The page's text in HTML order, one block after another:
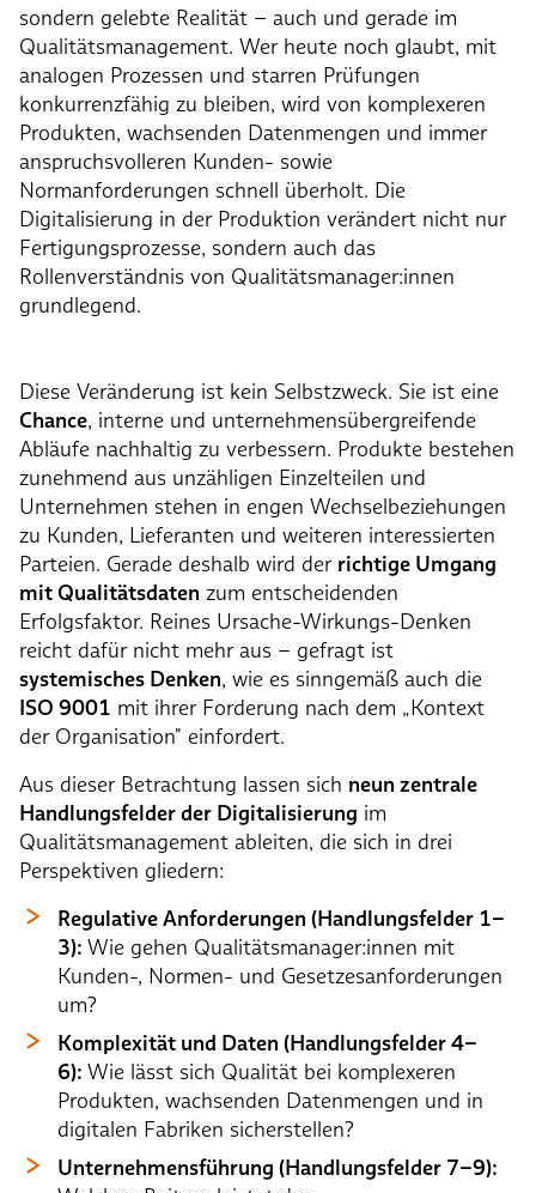
sondern gelebte Realität – auch und gerade im
Qualitätsmanagement. Wer heute noch glaubt, mit
analogen Prozessen und starren Prüfungen
konkurrenzfähig zu bleiben, wird von komplexeren
Produkten, wachsenden Datenmengen und immer
anspruchsvolleren Kunden- sowie
Normanforderungen schnell überholt. Die
Digitalisierung in der Produktion verändert nicht nur
Fertigungsprozesse, sondern auch das
Rollenverständnis von Qualitätsmanager:innen
grundlegend.
Diese Veränderung ist kein Selbstzweck. Sie ist eine
Chance, interne und unternehmensübergreifende
Abläufe nachhaltig zu verbessern. Produkte bestehen
zunehmend aus unzähligen Einzelteilen und
Unternehmen stehen in engen Wechselbeziehungen
zu Kunden, Lieferanten und weiteren interessierten
Parteien. Gerade deshalb wird der richtige Umgang
mit Qualitätsdaten zum entscheidenden
Erfolgsfaktor. Reines Ursache-Wirkungs-Denken
reicht dafür nicht mehr aus – gefragt ist
systemisches Denken, wie es sinngemäß auch die
ISO 9001 mit ihrer Forderung nach dem „Kontext
der Organisation" einfordert.
Aus dieser Betrachtung lassen sich neun zentrale
Handlungsfelder der Digitalisierung im
Qualitätsmanagement ableiten, die sich in drei
Perspektiven gliedern:
Regulative Anforderungen (Handlungsfelder 1–
3): Wie gehen Qualitätsmanager:innen mit
Kunden-, Normen- und Gesetzesanforderungen
um?
Komplexität und Daten (Handlungsfelder 4–
6): Wie lässt sich Qualität bei komplexeren
Produkten, wachsenden Datenmengen und in
digitalen Fabriken sicherstellen?
Unternehmensführung (Handlungsfelder 7–9):